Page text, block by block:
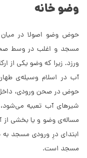
وضو خانه
حوض وضو اصولا در
مسجد و اغلب در وسط صحن
ورزد. زیرا که وضو یکی از
آب در اسلام وسیله‌ی
حوض در صحن ورودی، داخل
شیرهای آب تعبیه می‌شود،
مساله‌ی وضو و یا بخشی از
ابتدای درِ ورودی مسجد به
مسجد است.